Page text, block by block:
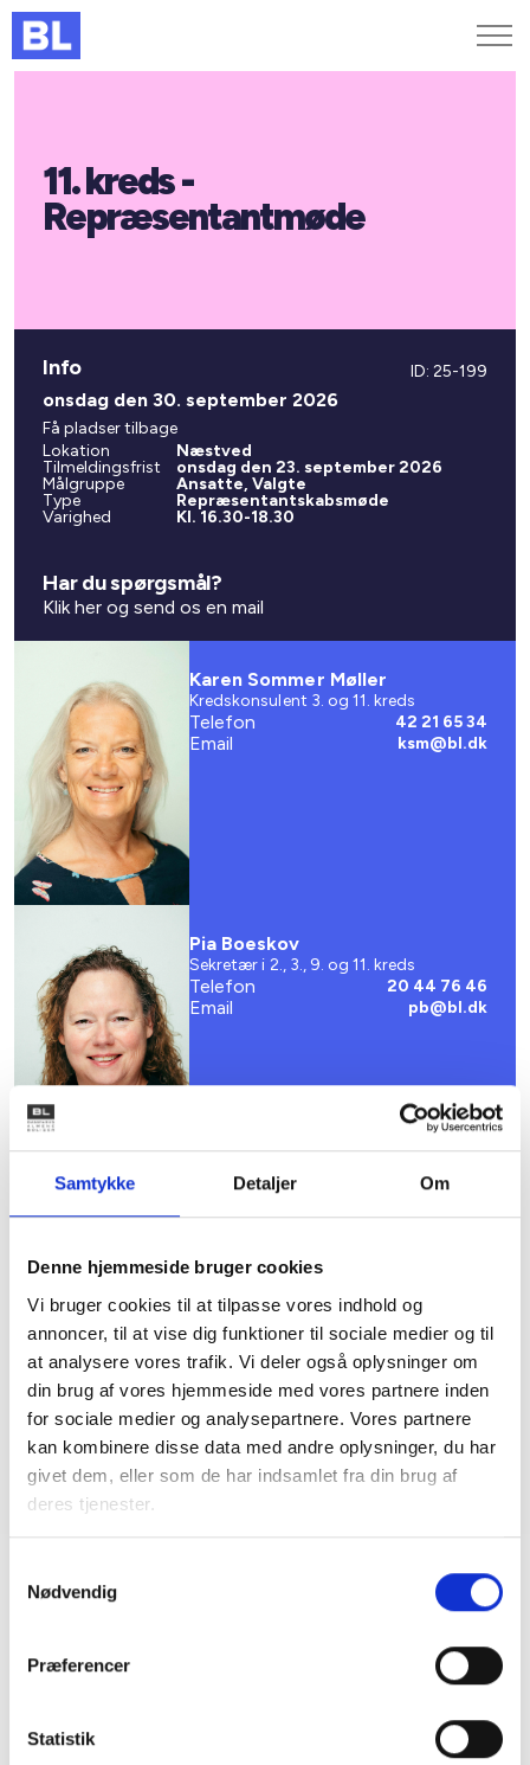
Samtykke Detaljer Om
Denne hjemmeside bruger cookies
Vi bruger cookies til at tilpasse vores indhold og
annoncer, til at vise dig funktioner til sociale medier og til
at analysere vores trafik. Vi deler også oplysninger om
din brug af vores hjemmeside med vores partnere inden
for sociale medier og analysepartnere. Vores partnere
kan kombinere disse data med andre oplysninger, du har
givet dem, eller som de har indsamlet fra din brug af
deres tjenester.
Nødvendig
Præferencer
Statistik
Find medarbejder
Kurser og arrangementer
Jobportalen
11. kreds -
Repræsentantmøde
kredsens repræsentantskab, og
du er allerede tilmeldt.
Det er ikke muligt at tilmelde sig
dette møde.
Dagsorden følger ca. 1 uge inden mødet. Alt
materiale lægges i MitBL
Info ID: 25-199
onsdag den 30. september 2026
Få pladser tilbage
Lokation
Næstved
Tilmeldingsfrist
onsdag den 23. september 2026
Målgruppe
Ansatte, Valgte
Type
Repræsentantskabsmøde
Varighed
Kl. 16.30-18.30
Har du spørgsmål?
Klik her og send os en mail
Karen Sommer Møller
Kredskonsulent 3. og 11. kreds
Telefon 42 21 65 34
Email ksm@bl.dk
Pia Boeskov
Sekretær i 2., 3., 9. og 11. kreds
Telefon 20 44 76 46
Email pb@bl.dk